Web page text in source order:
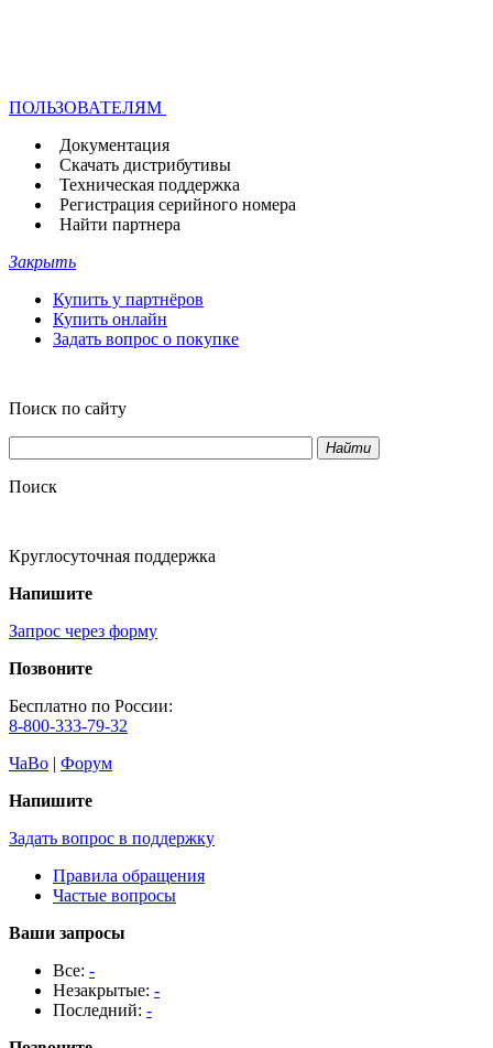
ПОЛЬЗОВАТЕЛЯМ
Документация
Скачать дистрибутивы
Техническая поддержка
Регистрация серийного номера
Найти партнера
Закрыть
Купить у партнёров
Купить онлайн
Задать вопрос о покупке
Поиск по сайту
Найти
Поиск
Круглосуточная поддержка
Напишите
Запрос через форму
Позвоните
Бесплатно по России:
8-800-333-79-32
ЧаВо | Форум
Напишите
Задать вопрос в поддержку
Правила обращения
Частые вопросы
Ваши запросы
Все: -
Незакрытые: -
Последний: -